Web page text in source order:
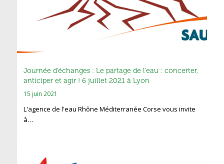
Journée d’échanges : Le partage de l’eau : concerter,
anticiper et agir ! 6 juillet 2021 à Lyon
15 juin 2021
L'agence de l'eau Rhône Méditerranée Corse vous invite
à…